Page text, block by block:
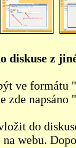
diskuse z
ve
zde
do
webu.